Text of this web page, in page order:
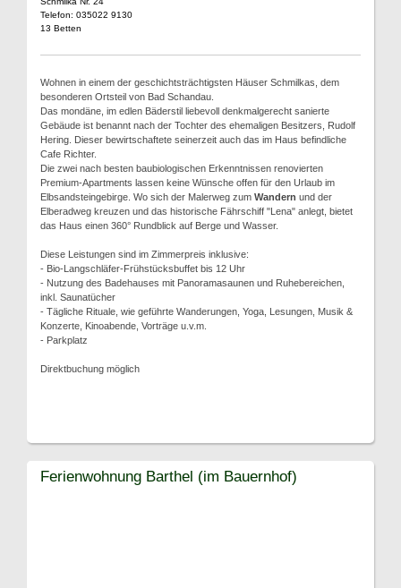
Telefon: 035022 9130
13 Betten
Wohnen in einem der geschichtsträchtigsten Häuser Schmilkas, dem
besonderen Ortsteil von Bad Schandau.
Das mondäne, im edlen Bäderstil liebevoll denkmalgerecht sanierte
Gebäude ist benannt nach der Tochter des ehemaligen Besitzers, Rudolf
Hering. Dieser bewirtschaftete seinerzeit auch das im Haus befindliche
Cafe Richter.
Die zwei nach besten baubiologischen Erkenntnissen renovierten
Premium-Apartments lassen keine Wünsche offen für den Urlaub im
Elbsandsteingebirge. Wo sich der Malerweg zum Wandern und der
Elberadweg kreuzen und das historische Fährschiff "Lena" anlegt, bietet
das Haus einen 360° Rundblick auf Berge und Wasser.
Diese Leistungen sind im Zimmerpreis inklusive:
- Bio-Langschläfer-Frühstücksbuffet bis 12 Uhr
- Nutzung des Badehauses mit Panoramasaunen und Ruhebereichen,
inkl. Saunatücher
- Tägliche Rituale, wie geführte Wanderungen, Yoga, Lesungen, Musik &
Konzerte, Kinoabende, Vorträge u.v.m.
- Parkplatz
Direktbuchung möglich
Ferienwohnung Barthel (im Bauernhof)